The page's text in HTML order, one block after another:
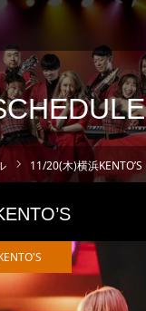
11/20(木)横浜KENTO’S